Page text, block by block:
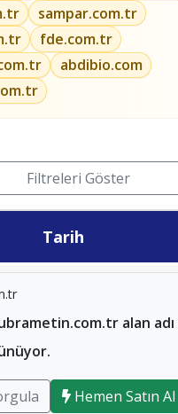
sampar.com.tr
fde.com.tr
abdibio.com
Filtreleri Göster
Tarih
alan adı
Hemen Satın Al